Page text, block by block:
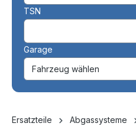
TSN
Garage
Ersatzteile Abgassysteme